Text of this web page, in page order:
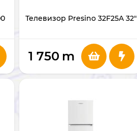
Телевизор Presino 32F25A 32"
1 750 m